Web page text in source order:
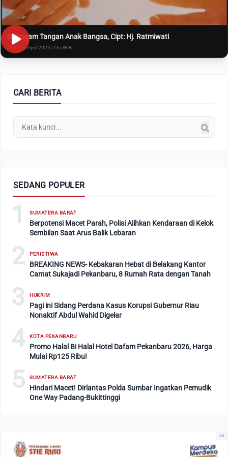
Genggam Tangan Anak Bangsa, Cipt: Hj. Ratmiwati
Rabu, 8 April 2026 | 16:i WIB
CARI BERITA
SEDANG POPULER
1 SUMATERA BARAT
Berpotensi Macet Parah, Polisi Alihkan Kendaraan di Kelok
Sembilan Saat Arus Balik Lebaran
2 PERISTIWA
BREAKING NEWS- Kebakaran Hebat di Belakang Kantor
Camat Sukajadi Pekanbaru, 8 Rumah Rata dengan Tanah
3 HUKRIM
Pagi ini Sidang Perdana Kasus Korupsi Gubernur Riau
Nonaktif Abdul Wahid Digelar
4 KOTA PEKANBARU
Promo Halal Bi Halal Hotel Dafam Pekanbaru 2026, Harga
Mulai Rp125 Ribu!
5 SUMATERA BARAT
Hindari Macet! Dirlantas Polda Sumbar Ingatkan Pemudik
One Way Padang-Bukittinggi
Ad